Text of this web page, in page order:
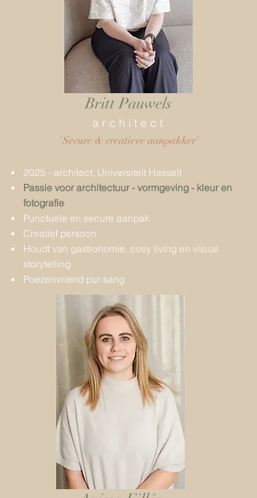
Britt Pauwels
a r c h i t e c t
'Secure & creatieve aanpakker'
2025 - architect, Universiteit Hasselt
Passie voor architectuur - vormgeving - kleur en
fotografie
Punctuele en secure aanpak
​Creatief persoon
Houdt van gastronomie, cosy living en visual
storytelling
Poezenvriend pur sang